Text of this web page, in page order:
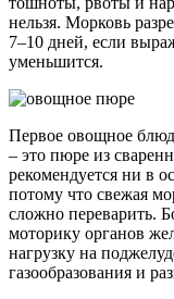
нельзя. Морковь
7–10 дней, если
уменьшится.
Первое овощное
– это пюре из
рекомендуется ни в
потому что свежая
сложно переварить.
моторику органов
нагрузку на
газообразования и